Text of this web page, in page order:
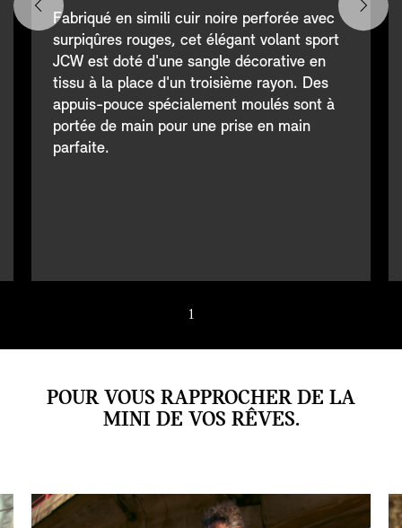
Fabriqué en simili cuir noire perforée avec
surpiqûres rouges, cet élégant volant sport
JCW est doté d'une sangle décorative en
tissu à la place d'un troisième rayon. Des
appuis-pouce spécialement moulés sont à
portée de main pour une prise en main
parfaite.
1
POUR VOUS RAPPROCHER DE LA
MINI DE VOS RÊVES.